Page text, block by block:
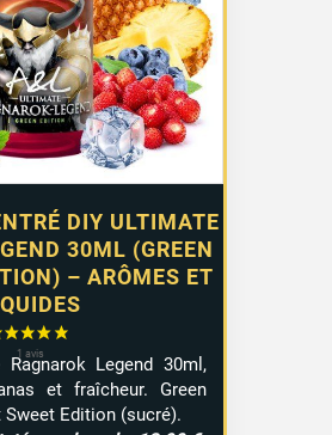
DIY ULTIMATE
30ML (GREEN
– ARÔMES ET
Legend 30ml,
et fraîcheur. Green
Edition (sucré).